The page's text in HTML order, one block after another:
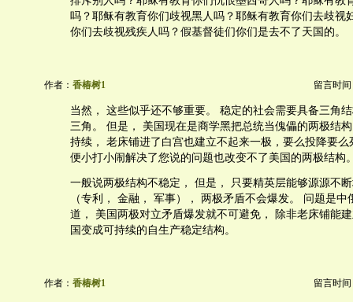
吗？耶稣有教育你们歧视黑人吗？耶稣有教育你们去歧视
你们去歧视残疾人吗？假基督徒们你们是去不了天国的。
作者： 香椿树1 留言时间
当然， 这些似乎还不够重要。 稳定的社会需要具备三角
三角。 但是， 美国现在是商学黑把总统当傀儡的两极结
持续， 老床铺进了白宫也建立不起来一极，要么投降要么
便小打小闹解决了您说的问题也改变不了美国的两极结构
一般说两极结构不稳定， 但是， 只要精英层能够源源不
（专利， 金融， 军事）， 两极矛盾不会爆发。 问题是中
道， 美国两极对立矛盾爆发就不可避免， 除非老床铺能
国变成可持续的自生产稳定结构。
作者： 香椿树1 留言时间